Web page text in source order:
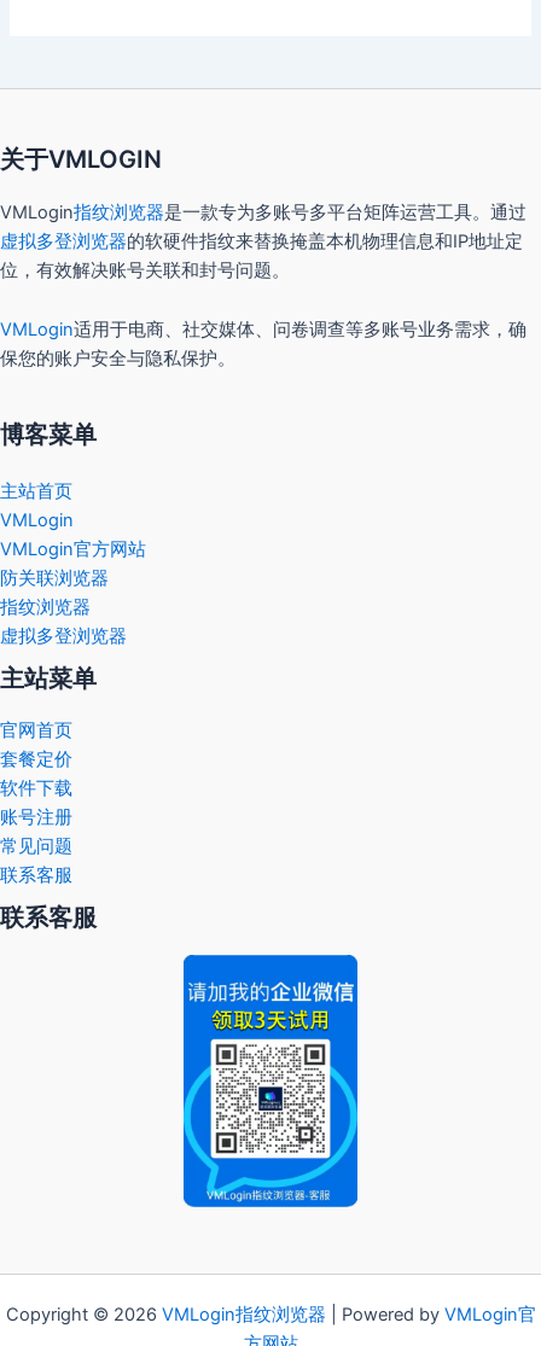
关于VMLOGIN
VMLogin指纹浏览器是一款专为多账号多平台矩阵运营工具。通过
虚拟多登浏览器的软硬件指纹来替换掩盖本机物理信息和IP地址定
位，有效解决账号关联和封号问题。
VMLogin适用于电商、社交媒体、问卷调查等多账号业务需求，确
保您的账户安全与隐私保护。
博客菜单
主站首页
VMLogin
VMLogin官方网站
防关联浏览器
指纹浏览器
虚拟多登浏览器
主站菜单
官网首页
套餐定价
软件下载
账号注册
常见问题
联系客服
联系客服
Copyright © 2026 VMLogin指纹浏览器 | Powered by VMLogin官